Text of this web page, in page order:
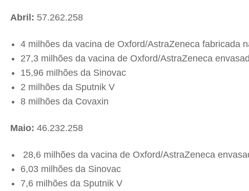
Abril: 57.262.258
4 milhões da vacina de Oxford/AstraZeneca fabricada
27,3 milhões da vacina de Oxford/AstraZeneca
15,96 milhões da Sinovac
2 milhões da Sputnik V
8 milhões da Covaxin
Maio: 46.232.258
28,6 milhões da vacina de Oxford/AstraZeneca
6,03 milhões da Sinovac
7,6 milhões da Sputnik V